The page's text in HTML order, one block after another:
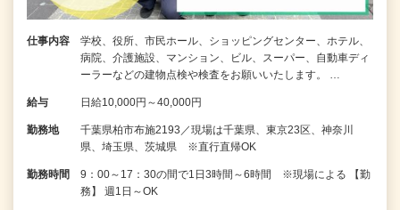
仕事内容
学校、役所、市民ホール、ショッピングセンター、ホテル、
病院、介護施設、マンション、ビル、スーパー、自動車ディ
ーラーなどの建物点検や検査をお願いいたします。 …
給与 日給10,000円～40,000円
勤務地
千葉県柏市布施2193／現場は千葉県、東京23区、神奈川
県、埼玉県、茨城県 ※直行直帰OK
勤務時間
9：00～17：30の間で1日3時間～6時間 ※現場による 【勤
務】 週1日～OK